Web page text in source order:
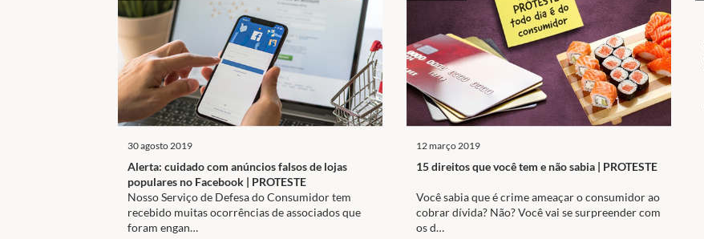
30 agosto 2019
Alerta: cuidado com anúncios falsos de lojas
populares no Facebook | PROTESTE
Nosso Serviço de Defesa do Consumidor tem
recebido muitas ocorrências de associados que
foram engan…
12 março 2019
15 direitos que você tem e não sabia | PROTESTE
Você sabia que é crime ameaçar o consumidor ao
cobrar dívida? Não? Você vai se surpreender com
os d…